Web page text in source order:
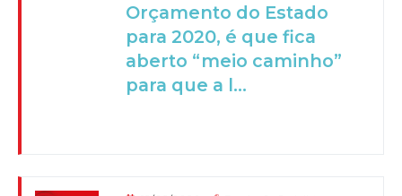
Orçamento do Estado
para 2020, é que fica
aberto “meio caminho”
para que a l...